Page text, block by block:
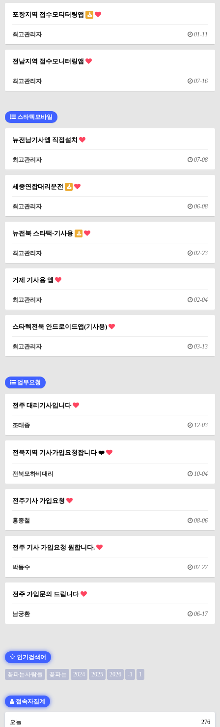
포항지역 접수모티터링앱
최고관리자 01-11
전남지역 접수모니터링앱
최고관리자 07-16
스타텍모바일
뉴전남기사앱 직접설치
최고관리자 07-08
세종연합대리운전
최고관리자 06-08
뉴전북 스타택-기사용
최고관리자 02-23
거제 기사용 앱
최고관리자 02-04
스타텍전북 안드로이드앱(기사용)
최고관리자 03-13
업무요청
전주 대리기사입니다
조태종 12-03
전북지역 기사가입요청합니다 ❤️
전북모하비대리 10-04
전주기사 가입요청
홍종철 08-06
전주 기사 가입요청 원합니다.
박동수 07-27
전주 가입문의 드립니다
남궁환 06-17
인기검색어
꽃파는사람들 꽃파는 2024 2025 2026 -1 1
접속자집계
오늘 276